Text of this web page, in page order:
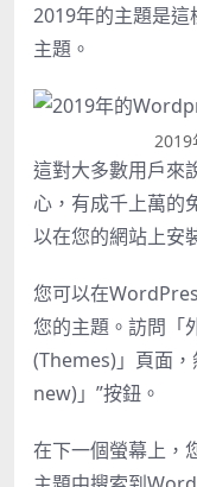
2019年的主題是
主題。
這對大多數用戶來
心，有成千上萬的
以在您的網站上安
您可以在
您的主題。訪問「
(Themes)」頁面
new)」”按鈕。
在下一個螢幕上，